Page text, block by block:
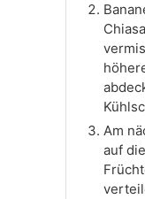
Am
auf